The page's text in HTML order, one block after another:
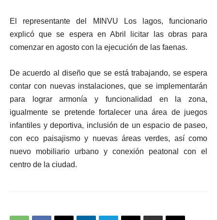
El representante del MINVU Los lagos, funcionario
explicó que se espera en Abril licitar las obras para
comenzar en agosto con la ejecución de las faenas.
De acuerdo al diseño que se está trabajando, se espera
contar con nuevas instalaciones, que se implementarán
para lograr armonía y funcionalidad en la zona,
igualmente se pretende fortalecer una área de juegos
infantiles y deportiva, inclusión de un espacio de paseo,
con eco paisajismo y nuevas áreas verdes, así como
nuevo mobiliario urbano y conexión peatonal con el
centro de la ciudad.